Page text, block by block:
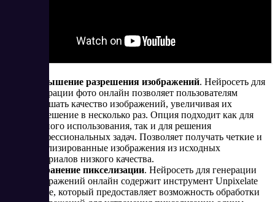
Повышение разрешения изображений. Нейросеть для
генерации фото онлайн позволяет пользователям
улучшать качество изображений, увеличивая их
разрешение в несколько раз. Опция подходит как для
личного использования, так и для решения
профессиональных задач. Позволяет получать четкие и
детализированные изображения из исходных
материалов низкого качества​​.
Устранение пикселизации. Нейросеть для генерации
изображений онлайн содержит инструмент Unpixelate
Image, который предоставляет возможность обработки